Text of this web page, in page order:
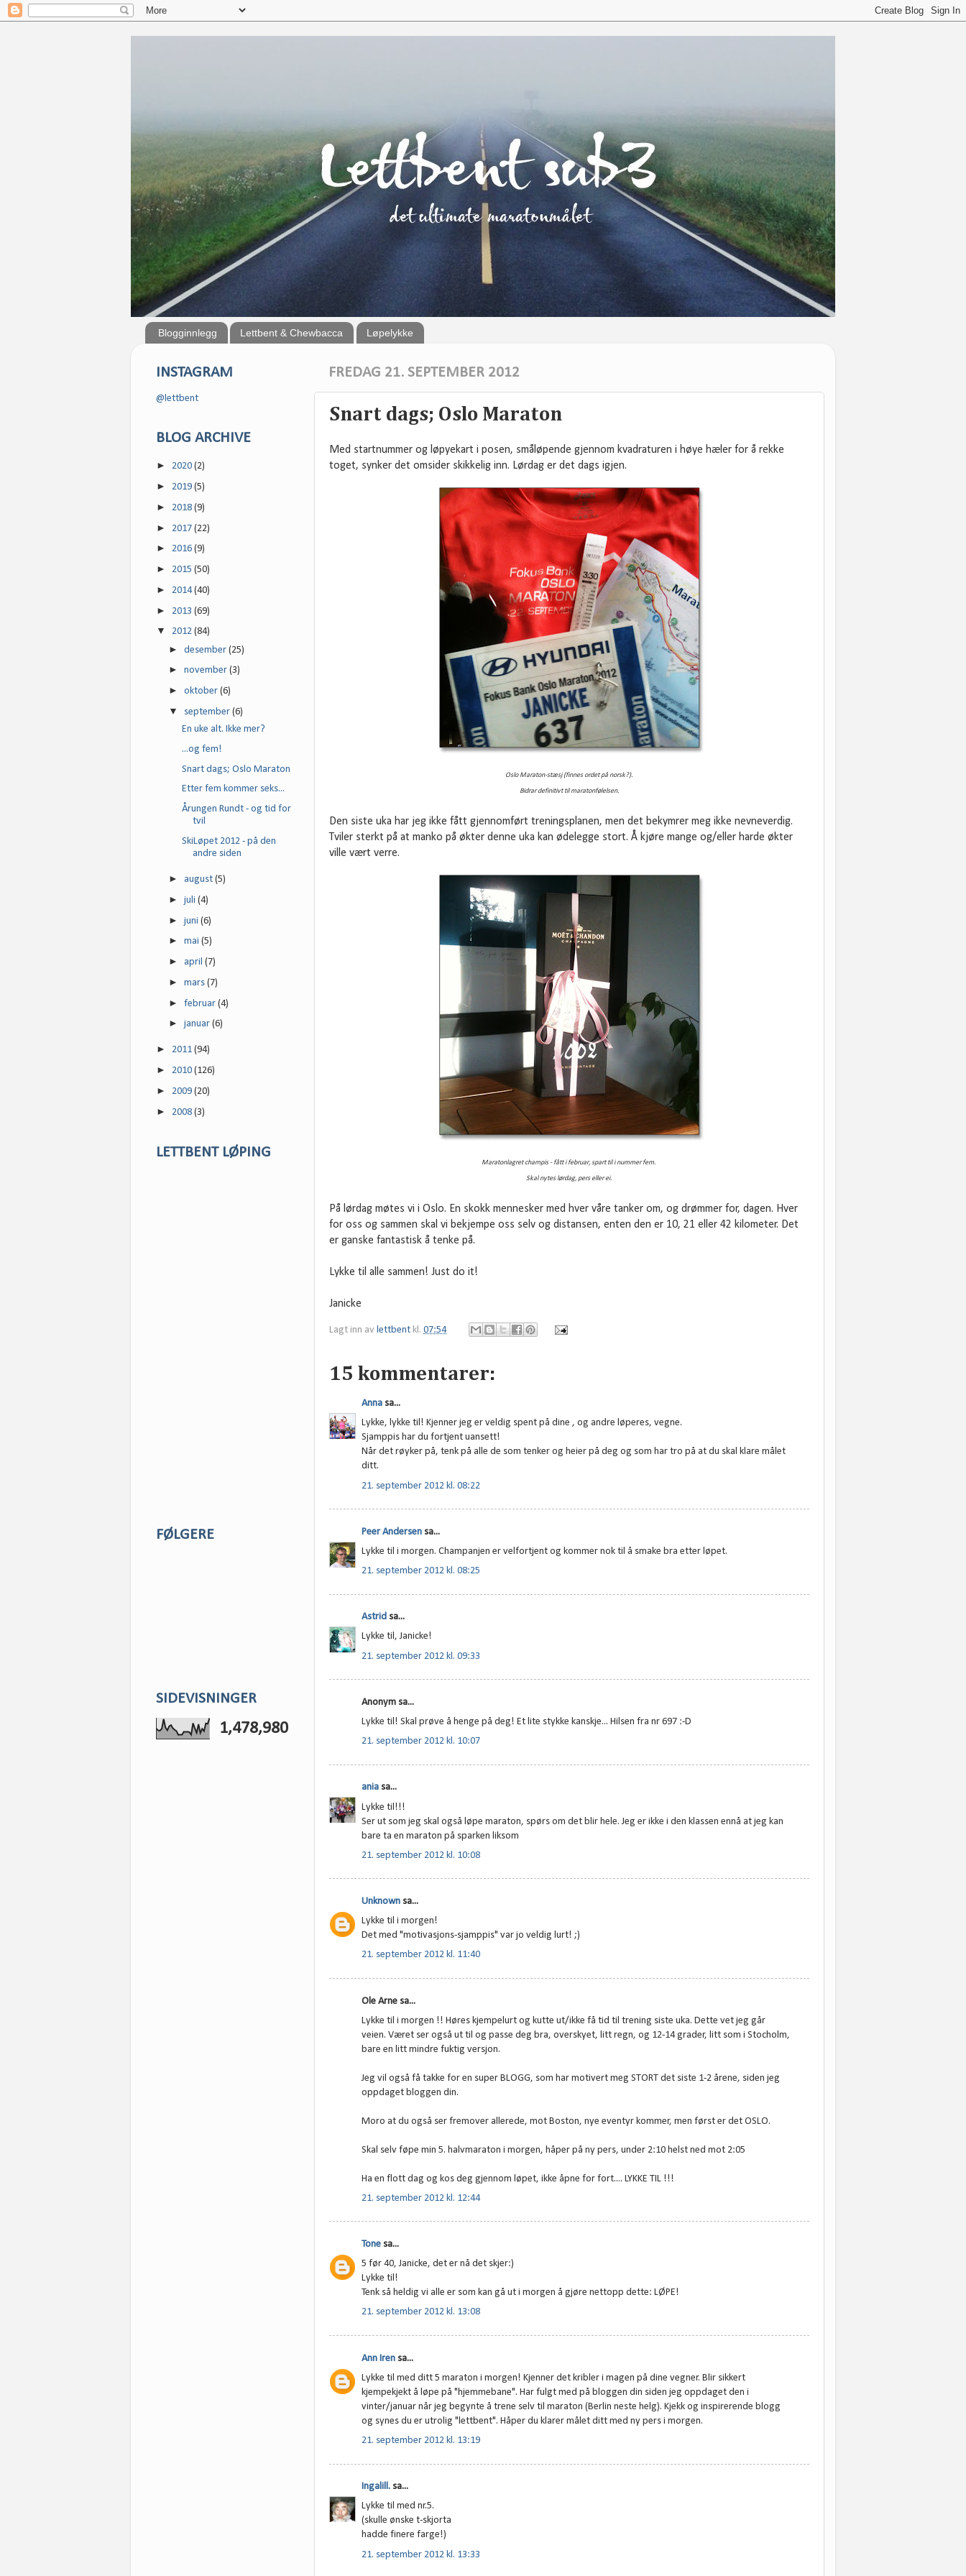
Blogginnlegg Lettbent & Chewbacca Løpelykke
FREDAG 21. SEPTEMBER 2012
Snart dags; Oslo Maraton
Med startnummer og løpyekart i posen, småløpende gjennom kvadraturen i høye hæler for å rekke
toget, synker det omsider skikkelig inn. Lørdag er det dags igjen.
Oslo Maraton-stæsj (finnes ordet på norsk?).
Bidrar definitivt til maratonfølelsen.
Den siste uka har jeg ikke fått gjennomført treningsplanen, men det bekymrer meg ikke nevneverdig.
Tviler sterkt på at manko på økter denne uka kan ødelegge stort. Å kjøre mange og/eller harde økter
ville vært verre.
Maratonlagret champis - fått i februar, spart til i nummer fem.
Skal nytes lørdag, pers eller ei.
På lørdag møtes vi i Oslo. En skokk mennesker med hver våre tanker om, og drømmer for, dagen. Hver
for oss og sammen skal vi bekjempe oss selv og distansen, enten den er 10, 21 eller 42 kilometer. Det
er ganske fantastisk å tenke på.
Lykke til alle sammen! Just do it!
Janicke
Lagt inn av lettbent kl. 07:54
15 kommentarer:
Anna sa...
Lykke, lykke til! Kjenner jeg er veldig spent på dine , og andre løperes, vegne.
Sjamppis har du fortjent uansett!
Når det røyker på, tenk på alle de som tenker og heier på deg og som har tro på at du skal klare målet
ditt.
21. september 2012 kl. 08:22
Peer Andersen sa...
Lykke til i morgen. Champanjen er velfortjent og kommer nok til å smake bra etter løpet.
21. september 2012 kl. 08:25
Astrid sa...
Lykke til, Janicke!
21. september 2012 kl. 09:33
Anonym sa...
Lykke til! Skal prøve å henge på deg! Et lite stykke kanskje... Hilsen fra nr 697 :-D
21. september 2012 kl. 10:07
ania sa...
Lykke til!!!
Ser ut som jeg skal også løpe maraton, spørs om det blir hele. Jeg er ikke i den klassen ennå at jeg kan
bare ta en maraton på sparken liksom
21. september 2012 kl. 10:08
Unknown sa...
Lykke til i morgen!
Det med "motivasjons-sjamppis" var jo veldig lurt! ;)
21. september 2012 kl. 11:40
Ole Arne sa...
Lykke til i morgen !! Høres kjempelurt og kutte ut/ikke få tid til trening siste uka. Dette vet jeg går
veien. Været ser også ut til og passe deg bra, overskyet, litt regn, og 12-14 grader, litt som i Stocholm,
bare en litt mindre fuktig versjon.
Jeg vil også få takke for en super BLOGG, som har motivert meg STORT det siste 1-2 årene, siden jeg
oppdaget bloggen din.
Moro at du også ser fremover allerede, mot Boston, nye eventyr kommer, men først er det OSLO.
Skal selv føpe min 5. halvmaraton i morgen, håper på ny pers, under 2:10 helst ned mot 2:05
Ha en flott dag og kos deg gjennom løpet, ikke åpne for fort.... LYKKE TIL !!!
21. september 2012 kl. 12:44
Tone sa...
5 før 40, Janicke, det er nå det skjer:)
Lykke til!
Tenk så heldig vi alle er som kan gå ut i morgen å gjøre nettopp dette: LØPE!
21. september 2012 kl. 13:08
Ann Iren sa...
Lykke til med ditt 5 maraton i morgen! Kjenner det kribler i magen på dine vegner. Blir sikkert
kjempekjekt å løpe på "hjemmebane". Har fulgt med på bloggen din siden jeg oppdaget den i
vinter/januar når jeg begynte å trene selv til maraton (Berlin neste helg). Kjekk og inspirerende blogg
og synes du er utrolig "lettbent". Håper du klarer målet ditt med ny pers i morgen.
21. september 2012 kl. 13:19
Ingalill. sa...
Lykke til med nr.5.
(skulle ønske t-skjorta
hadde finere farge!)
21. september 2012 kl. 13:33
INSTAGRAM
@lettbent
BLOG ARCHIVE
► 2020 (2)
► 2019 (5)
► 2018 (9)
► 2017 (22)
► 2016 (9)
► 2015 (50)
► 2014(40)
► 2013 (69)
▼ 2012 (84)
►desember(25)
►november(3)
►oktober(6)
▼ september(6)
En uke alt. Ikke mer?
...og fem!
Snart dags; Oslo Maraton
Etter fem kommer seks...
Årungen Rundt - og tid for
tvil
SkiLøpet 2012 - på den
andre siden
►august(5)
►juli(4)
►juni(6)
►mai(5)
►april(7)
►mars(7)
►februar(4)
►januar(6)
► 2011 (94)
► 2010 (126)
► 2009 (20)
► 2008 (3)
LETTBENT LØPING
FØLGERE
SIDEVISNINGER
1,478,980